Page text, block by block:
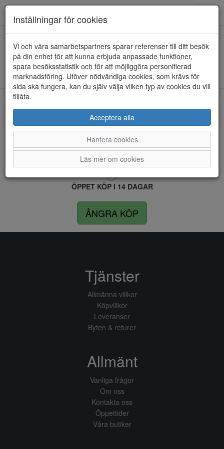
HEM RUGGED GEAR
Kunde inte hitta några artiklar...
LEVERANS INOM 4 DAGAR INOM SVERIGE
FRI FRAKT VID KÖP ÖVER 1.500 KR
ÖPPET KÖP I 14 DAGAR
ÅNGRA KÖP
Inställningar för cookies
Vi och våra samarbetspartners sparar referenser till ditt besök
på din enhet för att kunna erbjuda anpassade funktioner,
spara besöksstatistik och för att möjliggöra personifierad
marknadsföring. Utöver nödvändiga cookies, som krävs för
sida ska fungera, kan du själv välja vilken typ av cookies du vill
tillåta.
Acceptera alla
Hantera cookies
Läs mer om cookies
Tjänster
Allmänna villkor
Köpvillkor
Leveranser
Byten & returer
Allmänt
Vanliga frågor
Om oss
Kontakta oss
Öppettider
Våra butiker